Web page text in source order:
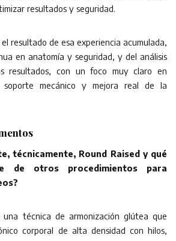
resultados y seguridad.
resultado de esa experiencia acumulada,
en anatomía y seguridad, y del análisis
resultados, con un foco muy claro en
soporte mecánico y mejora real de la
técnicamente, Round Raised y qué
de otros procedimientos para
una técnica de armonización glútea que
corporal de alta densidad con hilos,